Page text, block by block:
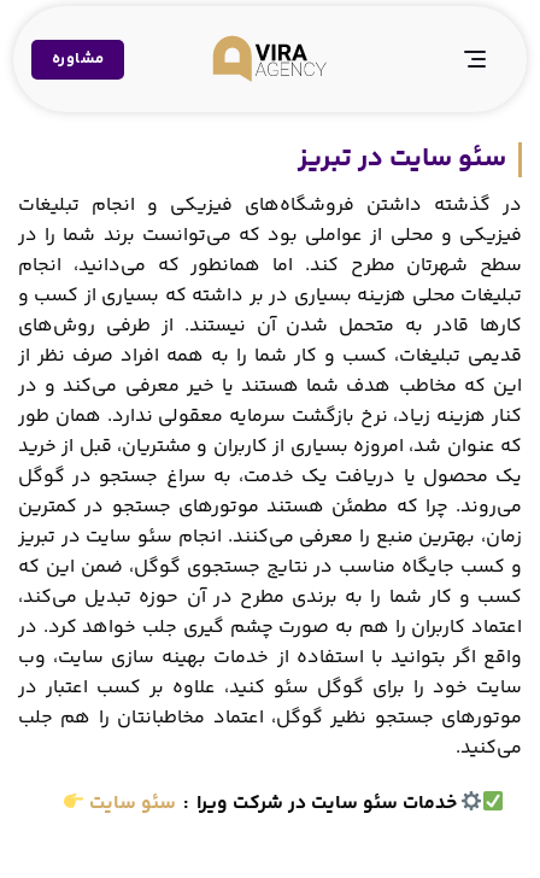
content
مشاوره
سئو سایت در تبریز
در گذشته داشتن فروشگاه‌های فیزیکی و انجام تبلیغات
فیزیکی و محلی از عواملی بود که می‌توانست برند شما را در
سطح شهرتان مطرح کند. اما همانطور که می‌دانید، انجام
تبلیغات محلی هزینه بسیاری در بر داشته که بسیاری از کسب و
کارها قادر به متحمل شدن آن نیستند. از طرفی روش‌های
قدیمی تبلیغات، کسب و کار شما را به همه افراد صرف نظر از
این که مخاطب هدف شما هستند یا خیر معرفی می‌کند و در
کنار هزینه زیاد، نرخ بازگشت سرمایه معقولی ندارد. همان طور
که عنوان شد، امروزه بسیاری از کاربران و مشتریان، قبل از خرید
یک محصول یا دریافت یک خدمت، به سراغ جستجو در گوگل
می‌روند. چرا که مطمئن هستند موتورهای جستجو در کمترین
زمان، بهترین منبع را معرفی می‌کنند. انجام سئو سایت در تبریز
و کسب جایگاه مناسب در نتایج جستجوی گوگل، ضمن این که
کسب و کار شما را به برندی مطرح در آن حوزه تبدیل می‌کند،
اعتماد کاربران را هم به صورت چشم گیری جلب خواهد کرد. در
واقع اگر بتوانید با استفاده از خدمات بهینه سازی سایت، وب
سایت خود را برای گوگل سئو کنید، علاوه بر کسب اعتبار در
موتورهای جستجو نظیر گوگل، اعتماد مخاطبانتان را هم جلب
می‌کنید.
خدمات سئو سایت در شرکت ویرا : سئو سایت